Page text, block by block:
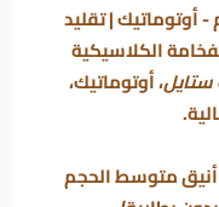
ديت جست 31 ملم - أوتوماتيك | تقليد
الكلاسيكية
، أوتوماتيك،